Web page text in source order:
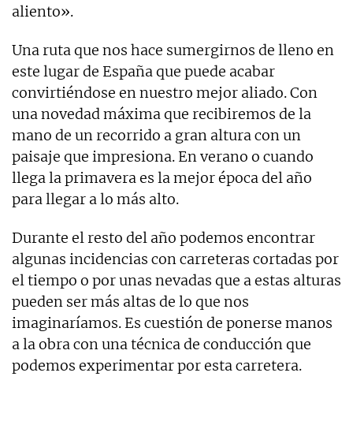
aliento».
Una ruta que nos hace sumergirnos de lleno en
este lugar de España que puede acabar
convirtiéndose en nuestro mejor aliado. Con
una novedad máxima que recibiremos de la
mano de un recorrido a gran altura con un
paisaje que impresiona. En verano o cuando
llega la primavera es la mejor época del año
para llegar a lo más alto.
Durante el resto del año podemos encontrar
algunas incidencias con carreteras cortadas por
el tiempo o por unas nevadas que a estas alturas
pueden ser más altas de lo que nos
imaginaríamos. Es cuestión de ponerse manos
a la obra con una técnica de conducción que
podemos experimentar por esta carretera.